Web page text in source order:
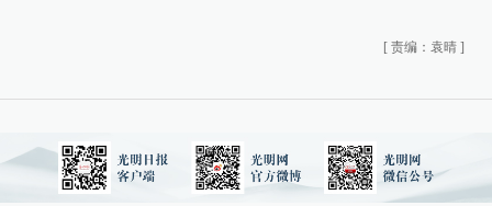
[ 责编：袁晴 ]